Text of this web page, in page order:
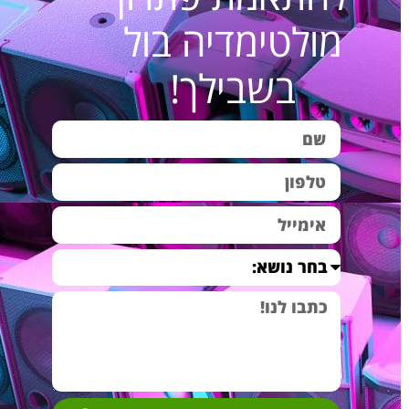
הפתעה לגבר –
מערכת קולנוע ביתי
איכותית
מערכת סאונד
וקולנוע ביתי מפנקת
במיוחד
₪4,790.00
מתנה מיוחדת לגבר –
קולנוע ביתי לגינה
מערכת שמע וקולנוע
ביתי למרפסת ולגינה
₪4,790.00
מתנה מקורית לגבר –
חוויה בסלון B1
מערכת סאונד
במיוחד
₪4,950.00
מערכת רמקולים
שקועים לבית-
Happy home A4
מערכת שמע איכותית
גבוהה
₪4,990.00
מערכת סאונד לעסק
Fun music B-6
רמקולים שקועים
₪5,290.00
מולטימדיה בול
בשבילך!